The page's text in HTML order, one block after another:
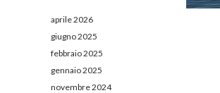
a
r
:
aprile 2026
giugno 2025
febbraio 2025
gennaio 2025
novembre 2024